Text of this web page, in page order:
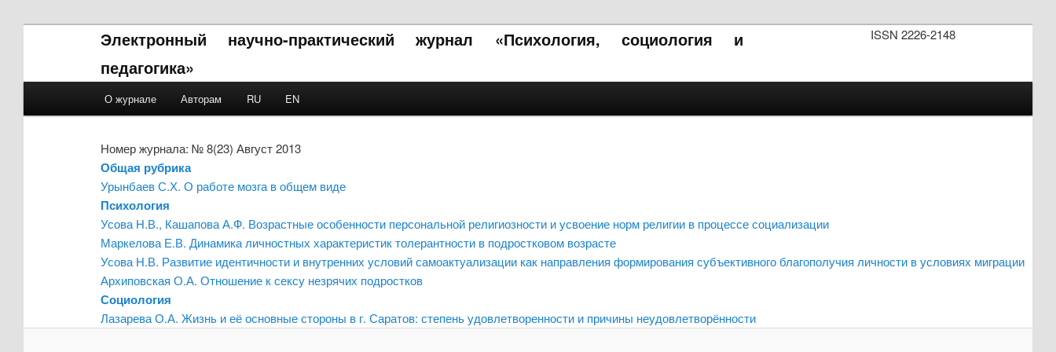
ISSN 2226-2148
Электронный научно-практический журнал «Психология, социология и
педагогика»
Skip to primary content
Skip to secondary content
О журнале Авторам RU EN
Номер журнала: № 8(23) Август 2013
Общая рубрика
Урынбаев С.Х. О работе мозга в общем виде
Психология
Усова Н.В., Кашапова А.Ф. Возрастные особенности персональной религиозности и усвоение норм религии в процессе социализации
Маркелова Е.В. Динамика личностных характеристик толерантности в подростковом возрасте
Усова Н.В. Развитие идентичности и внутренних условий самоактуализации как направления формирования субъективного благополучия личности в условиях миграции
Архиповская О.А. Отношение к сексу незрячих подростков
Социология
Лазарева О.А. Жизнь и её основные стороны в г. Саратов: степень удовлетворенности и причины неудовлетворённости